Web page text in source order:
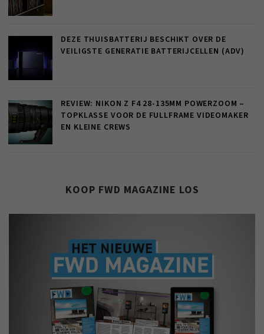
DEZE THUISBATTERIJ BESCHIKT OVER DE
VEILIGSTE GENERATIE BATTERIJCELLEN (ADV)
REVIEW: NIKON Z F4 28-135MM POWERZOOM –
TOPKLASSE VOOR DE FULLFRAME VIDEOMAKER
EN KLEINE CREWS
KOOP FWD MAGAZINE LOS